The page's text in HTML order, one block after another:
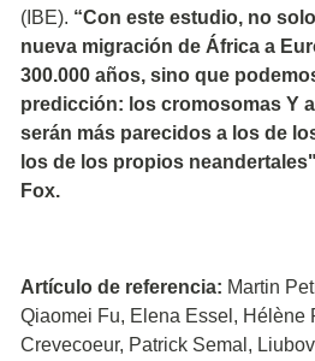
(IBE). “Con este estudio, no
nueva migración de África a
300.000 años, sino que
predicción: los cromosomas Y
serán más parecidos a los de
los de los propios
Fox.
Artículo de referencia: Martin
Qiaomei Fu, Elena Essel, Hélène
Crevecoeur, Patrick Semal,